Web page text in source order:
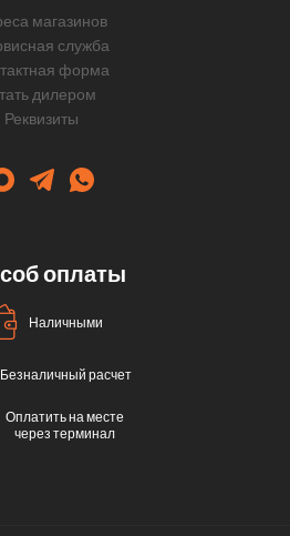
магазинов
служба
форма
дилером
Реквизиты
оплаты
Наличными
Безналичный расчет
Оплатить на месте
через терминал